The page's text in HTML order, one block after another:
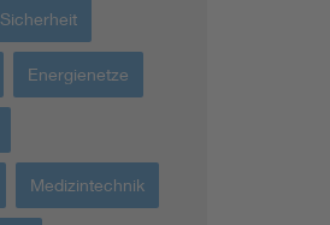
Sicherheit
Energienetze
Medizintechnik